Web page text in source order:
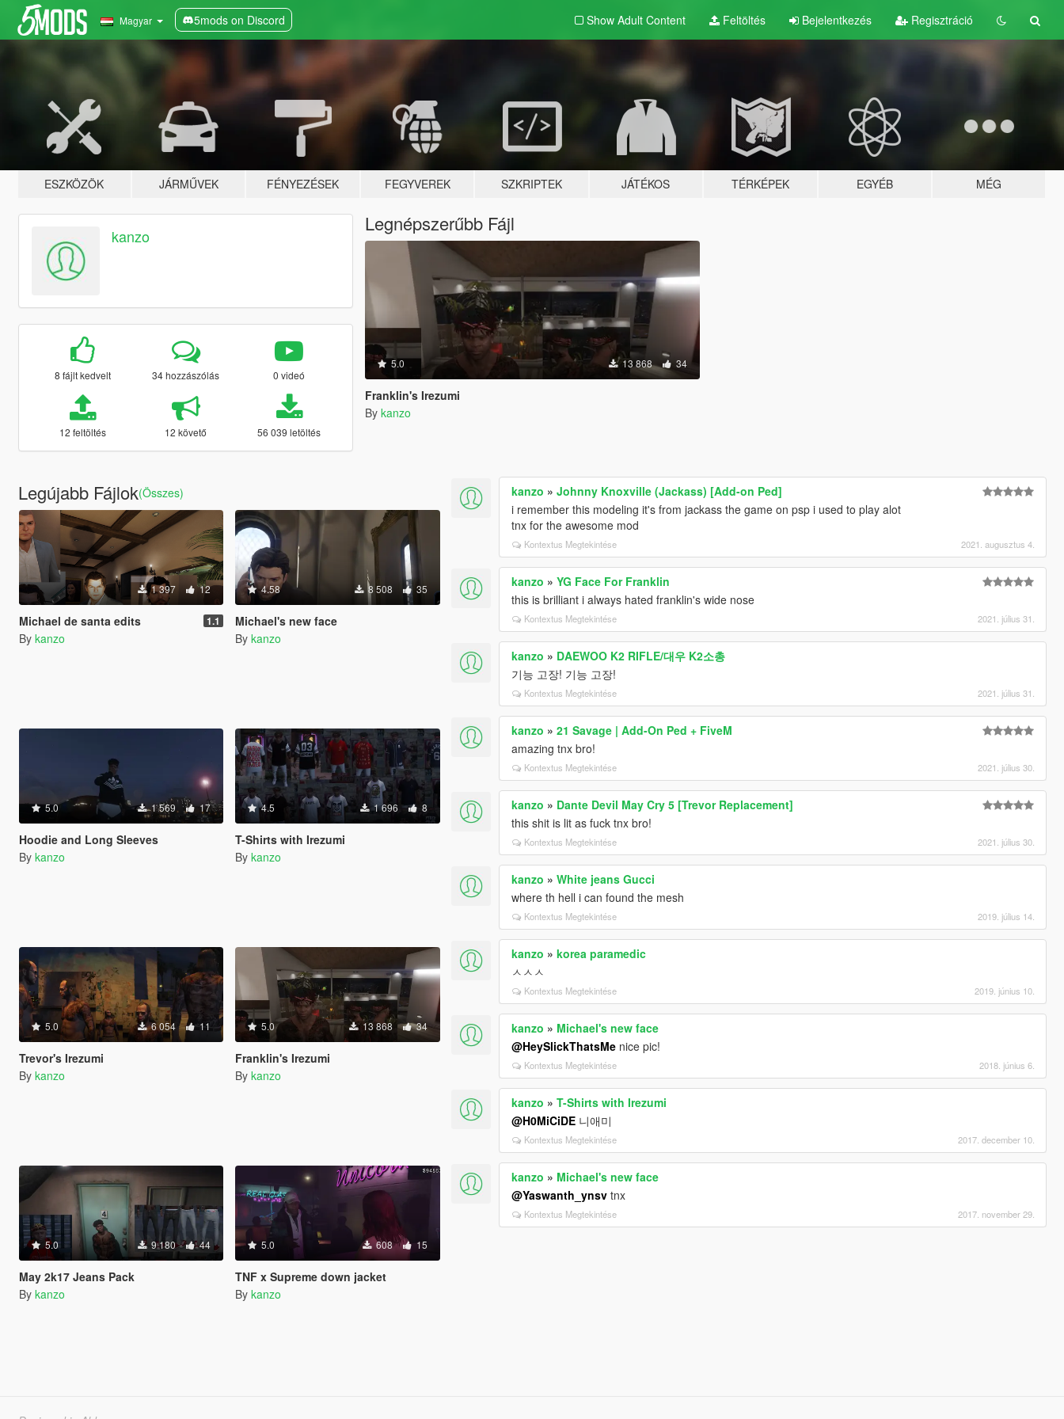
Magyar 5mods on Discord Show Adult Content Feltöltés Bejelentkezés Regisztráció
ESZKÖZÖK JÁRMŰVEK FÉNYEZÉSEK FEGYVEREK SZKRIPTEK JÁTÉKOS TÉRKÉPEK EGYÉB MÉG
kanzo
8 fájlt kedvelt 34 hozzászólás 0 videó
12 feltöltés 12 követő 56 039 letöltés
Legnépszerűbb Fájl
5.0 13 868 34
Franklin's Irezumi
By kanzo
Legújabb Fájlok(Összes)
1 397 12
Michael de santa edits 1.1
By kanzo
4.58 8 508 35
Michael's new face
By kanzo
5.0 1 569 17
Hoodie and Long Sleeves
By kanzo
4.5 1 696 8
T-Shirts with Irezumi
By kanzo
5.0 6 054 11
Trevor's Irezumi
By kanzo
5.0 13 868 34
Franklin's Irezumi
By kanzo
5.0 9 180 44
May 2k17 Jeans Pack
By kanzo
5.0 608 15
TNF x Supreme down jacket
By kanzo
kanzo »Johnny Knoxville (Jackass) [Add-on Ped]
i remember this modeling it's from jackass the game on psp i used to play alot
tnx for the awesome mod
Kontextus Megtekintése 2021. augusztus 4.
kanzo »YG Face For Franklin
this is brilliant i always hated franklin's wide nose
Kontextus Megtekintése 2021. július 31.
kanzo » DAEWOO K2 RIFLE/대우 K2소총
기능 고장! 기능 고장!
Kontextus Megtekintése 2021. július 31.
kanzo »21 Savage | Add-On Ped + FiveM
amazing tnx bro!
Kontextus Megtekintése 2021. július 30.
kanzo » Dante Devil May Cry 5 [Trevor Replacement]
this shit is lit as fuck tnx bro!
Kontextus Megtekintése 2021. július 30.
kanzo »White jeans Gucci
where th hell i can found the mesh
Kontextus Megtekintése 2019. július 14.
kanzo »korea paramedic
ㅅㅅㅅ
Kontextus Megtekintése 2019. június 10.
kanzo » Michael's new face
@HeySlickThatsMe nice pic!
Kontextus Megtekintése 2018. június 6.
kanzo »T-Shirts with Irezumi
@H0MiCiDE 니애미
Kontextus Megtekintése 2017. december 10.
kanzo » Michael's new face
@Yaswanth_ynsv tnx
Kontextus Megtekintése 2017. november 29.